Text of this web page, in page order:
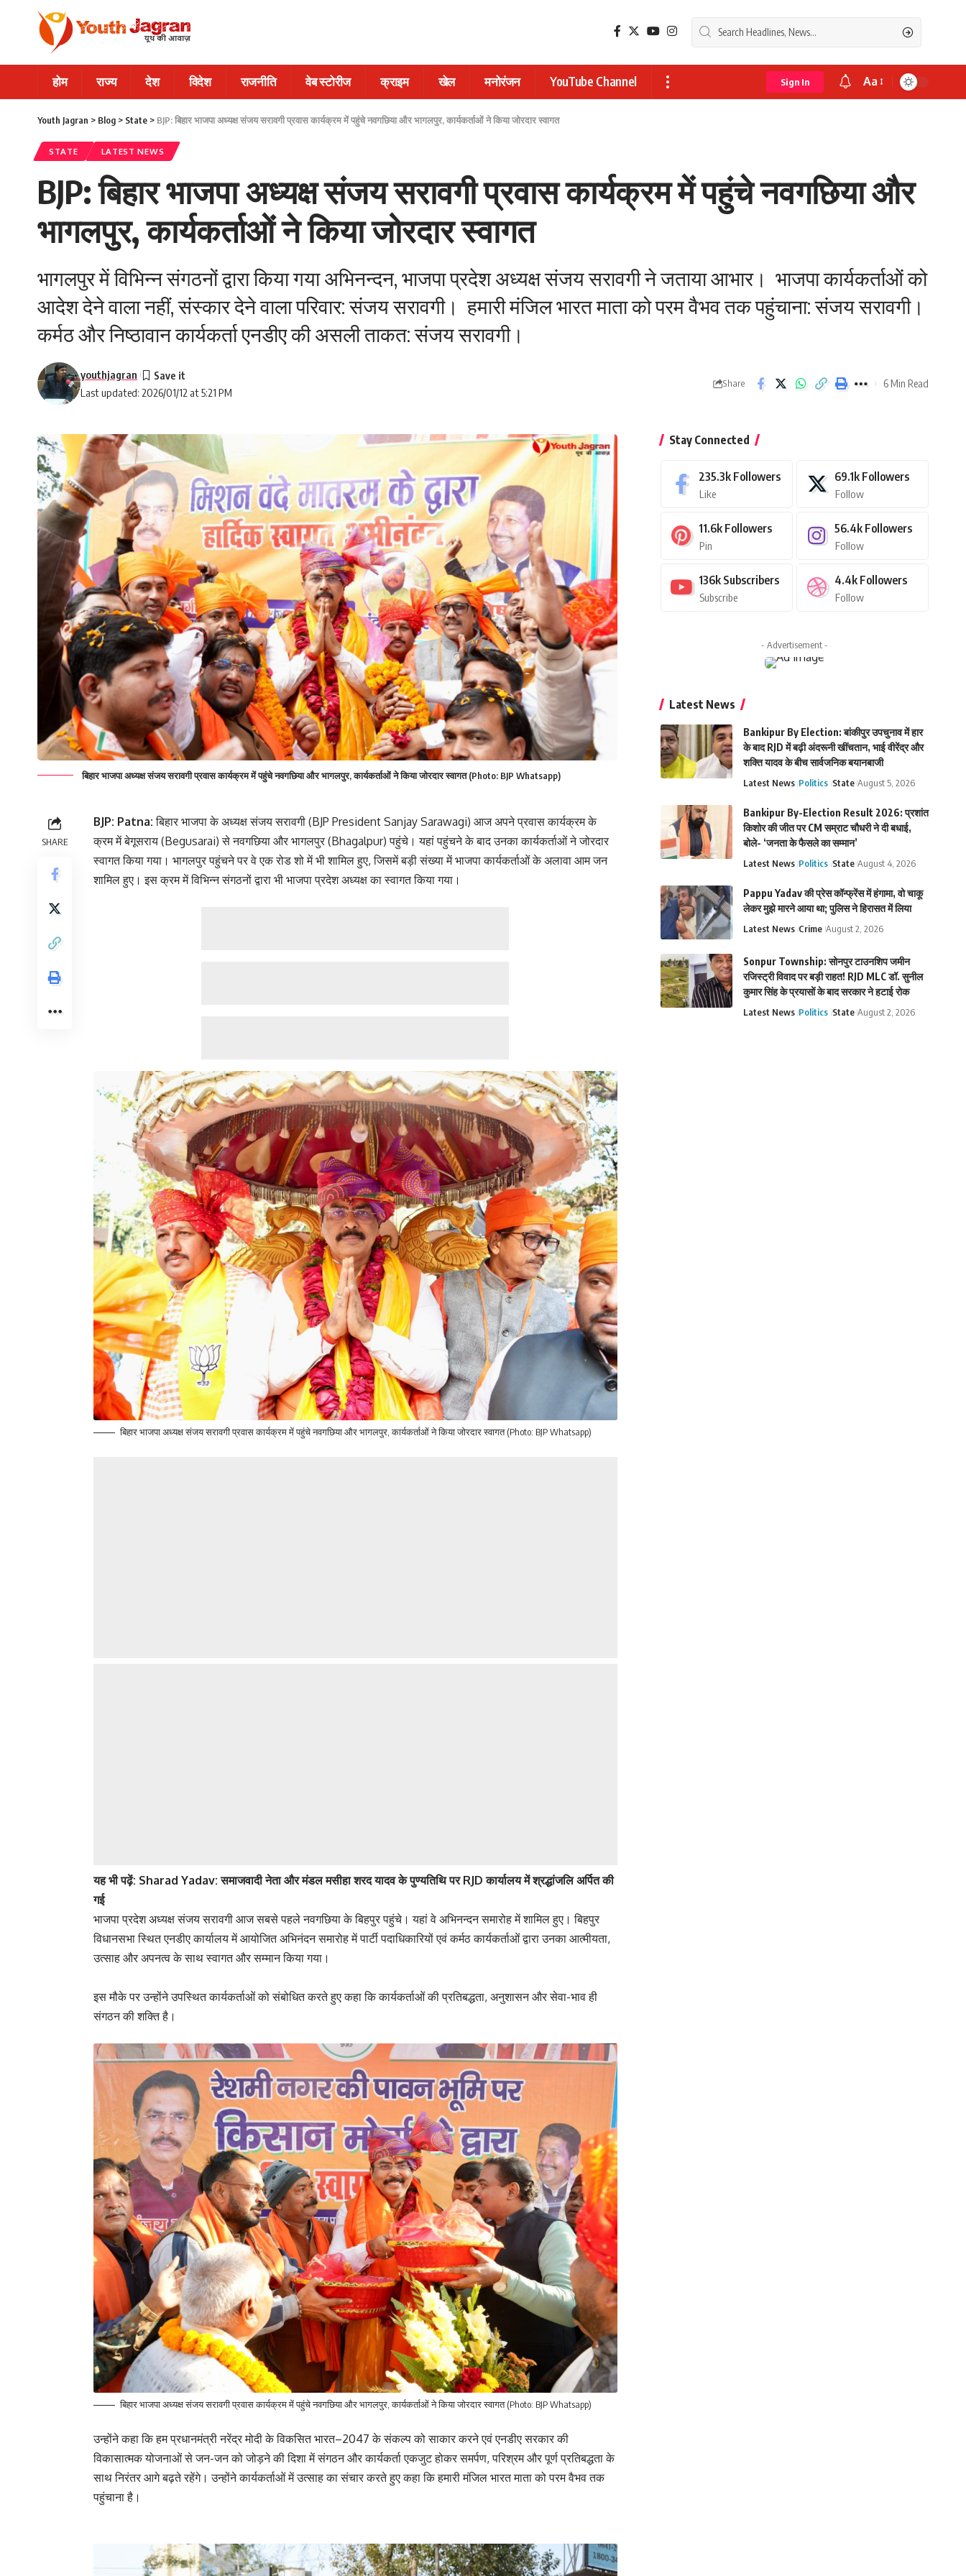
होम राज्य देश विदेश राजनीति वेब स्टोरीज क्राइम खेल मनोरंजन YouTube Channel Sign In
Font
Aa
Youth Jagran > Blog > State > ‎BJP: बिहार भाजपा अध्यक्ष संजय सरावगी प्रवास कार्यक्रम में पहुंचे नवगछिया और भागलपुर, कार्यकर्ताओं ने किया जोरदार स्वागत
STATE LATEST NEWS
‎BJP: बिहार भाजपा अध्यक्ष संजय सरावगी प्रवास कार्यक्रम में पहुंचे नवगछिया और
भागलपुर, कार्यकर्ताओं ने किया जोरदार स्वागत
‎भागलपुर में विभिन्न संगठनों द्वारा किया गया अभिनन्दन, भाजपा प्रदेश अध्यक्ष संजय सरावगी ने जताया आभार। ‎ ‎भाजपा कार्यकर्ताओं को
आदेश देने वाला नहीं, संस्कार देने वाला परिवार: संजय सरावगी। ‎ ‎हमारी मंजिल भारत माता को परम वैभव तक पहुंचाना: संजय सरावगी। ‎
‎कर्मठ और निष्ठावान कार्यकर्ता एनडीए की असली ताकत: संजय सरावगी।
Last updated: 2026/01/12 at 5:21 PM
youthjagran
Share 6 Min Read
बिहार भाजपा अध्यक्ष संजय सरावगी प्रवास कार्यक्रम में पहुंचे नवगछिया और भागलपुर, कार्यकर्ताओं ने किया जोरदार स्वागत (Photo: BJP Whatsapp)
SHARE
BJP: Patna:बिहार भाजपा के अध्यक्ष संजय सरावगी (BJP President Sanjay Sarawagi) आज अपने प्रवास कार्यक्रम के
क्रम में बेगूसराय (Begusarai) से नवगछिया और भागलपुर (Bhagalpur) पहुंचे। यहां पहुंचने के बाद उनका कार्यकर्ताओं ने जोरदार
स्वागत किया गया। भागलपुर पहुंचने पर वे एक रोड शो में भी शामिल हुए, जिसमें बड़ी संख्या में भाजपा कार्यकर्ताओं के अलावा आम जन
शामिल हुए। इस क्रम में विभिन्न संगठनों द्वारा भी भाजपा प्रदेश अध्यक्ष का स्वागत किया गया।
बिहार भाजपा अध्यक्ष संजय सरावगी प्रवास कार्यक्रम में पहुंचे नवगछिया और भागलपुर, कार्यकर्ताओं ने किया जोरदार स्वागत (Photo: BJP Whatsapp)
यह भी पढ़ें: Sharad Yadav: समाजवादी नेता और मंडल मसीहा शरद यादव के पुण्यतिथि पर RJD कार्यालय में श्रद्धांजलि अर्पित की
गई
‎‎भाजपा प्रदेश अध्यक्ष संजय सरावगी आज सबसे पहले नवगछिया के बिहपुर पहुंचे। यहां वे अभिनन्दन समारोह में शामिल हुए। बिहपुर
विधानसभा स्थित एनडीए कार्यालय में आयोजित अभिनंदन समारोह में पार्टी पदाधिकारियों एवं कर्मठ कार्यकर्ताओं द्वारा उनका आत्मीयता,
उत्साह और अपनत्व के साथ स्वागत और सम्मान किया गया।
‎इस मौके पर उन्होंने उपस्थित कार्यकर्ताओं को संबोधित करते हुए कहा कि कार्यकर्ताओं की प्रतिबद्धता, अनुशासन और सेवा-भाव ही
संगठन की शक्ति है।
बिहार भाजपा अध्यक्ष संजय सरावगी प्रवास कार्यक्रम में पहुंचे नवगछिया और भागलपुर, कार्यकर्ताओं ने किया जोरदार स्वागत (Photo: BJP Whatsapp)
‎उन्होंने कहा कि हम प्रधानमंत्री नरेंद्र मोदी के विकसित भारत–2047 के संकल्प को साकार करने एवं एनडीए सरकार की
विकासात्मक योजनाओं से जन-जन को जोड़ने की दिशा में संगठन और कार्यकर्ता एकजुट होकर समर्पण, परिश्रम और पूर्ण प्रतिबद्धता के
साथ निरंतर आगे बढ़ते रहेंगे। उन्होंने कार्यकर्ताओं में उत्साह का संचार करते हुए कहा कि हमारी मंजिल भारत माता को परम वैभव तक
पहुंचाना है।
Stay Connected
235.3k Followers
Like
69.1k Followers
Follow
11.6k Followers
Pin
56.4k Followers
Follow
136k Subscribers
Subscribe
4.4k Followers
Follow
- Advertisement -
Latest News
Bankipur By Election: बांकीपुर उपचुनाव में हार
के बाद RJD में बढ़ी अंदरूनी खींचतान, भाई वीरेंद्र और
शक्ति यादव के बीच सार्वजनिक बयानबाजी
Latest News Politics State August 5, 2026
Bankipur By-Election Result 2026: प्रशांत
किशोर की जीत पर CM सम्राट चौधरी ने दी बधाई,
बोले- ‘जनता के फैसले का सम्मान’
Latest News Politics State August 4, 2026
Pappu Yadav की प्रेस कॉन्फ्रेंस में हंगामा, वो चाकू
लेकर मुझे मारने आया था; पुलिस ने हिरासत में लिया
Latest News Crime August 2, 2026
Sonpur Township: सोनपुर टाउनशिप जमीन
रजिस्ट्री विवाद पर बड़ी राहत! RJD MLC डॉ. सुनील
कुमार सिंह के प्रयासों के बाद सरकार ने हटाई रोक
Latest News Politics State August 2, 2026